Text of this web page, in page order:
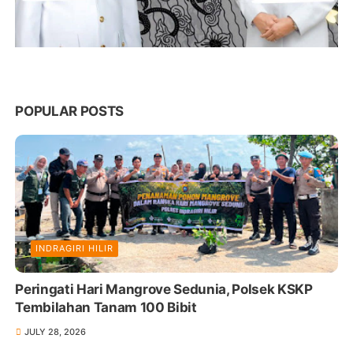
POPULAR POSTS
INDRAGIRI HILIR
Peringati Hari Mangrove Sedunia, Polsek KSKP
Tembilahan Tanam 100 Bibit
JULY 28, 2026